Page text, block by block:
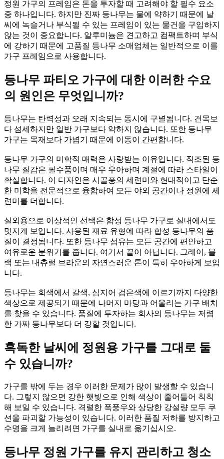
정원 가구의 프레임은 돈을 투자할 때 고려해야 할 필수 요소
중 하나입니다. 하지만 진짜 등나무는 물에 약하기 때문에 날
씨에 녹슬거나 부식될 수 있는 프레임이 있는 물건을 구입하지
않는 것이 중요합니다. 알루미늄은 견고하고 컴팩트하며 부식
에 강하기 때문에 고품질 등나무 소매업체는 일반적으로 이를
가구 프레임으로 사용합니다.
등나무 파티오 가구에 대한 이러한 수요
의 원인은 무엇입니까?
등나무는 탄력성과 오래 지속되는 동시에 구별됩니다. 견목보
다 섬세하지만 일반 가구보다 약하지 않습니다. 또한 등나무
가구는 목재보다 가볍기 때문에 이동이 간편합니다.
등나무 가구의 미학적 매력은 사랑받는 이유입니다. 직조된 등
나무 질감은 필수품이며 매우 우아하며 계절에 따라 스타일이
확실합니다. 이 디자인은 시골풍의 세련미와 현대적이고 단순
한 미학을 전문적으로 융합하여 모든 야외 공간이나 정원에 세
련미를 더합니다.
실외용으로 이상적인 선택은 합성 등나무 가구로 실내에서도
멋지게 보입니다. 사용된 재료 유형에 따라 합성 등나무의 품
질이 결정됩니다. 또한 등나무 섬유는 모든 공간에 편안하고
여유로운 분위기를 줍니다. 여기서 끝이 아닙니다. 그레이, 블
랙 또는 내츄럴 브라운의 자연스러운 톤이 특히 우아하게 보입
니다.
등나무는 회색에서 갈색, 심지어 검은색에 이르기까지 다양한
색상으로 제공되기 때문에 나머지 마당과 어울리는 가구 배치
를 찾을 수 있습니다. 품질에 투자하는 회사의 등나무는 저렴
한 가짜 등나무보다 더 강할 것입니다.
혹독한 날씨에 정원용 가구를 그대로 둘
수 있습니까?
가구를 밖에 두는 경우 이러한 문제가 많이 발생할 수 있습니
다. 그렇지 않으면 강한 햇빛으로 인해 색상이 줄어들어 칙칙
해 보일 수 있습니다. 격렬한 폭풍우와 상당한 강설량 모두 쿠
션을 파괴할 가능성이 있습니다. 이러한 품질 저하를 방지하고
수명을 크게 늘리려면 가구를 실내로 옮기십시오.
등나무 정원 가구를 유지 관리하고 청소